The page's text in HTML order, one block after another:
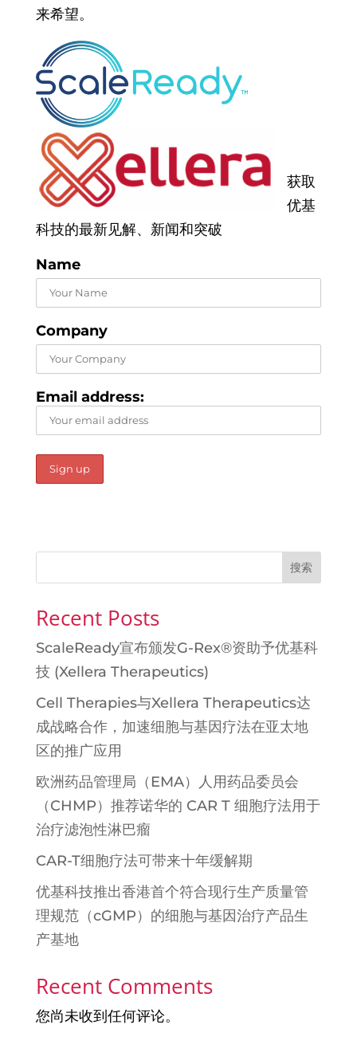
来希望。
获取
优基
科技的最新见解、新闻和突破
Name
Company
Email address:
搜索
Recent Posts
ScaleReady宣布颁发G-Rex®资助予优基科
技 (Xellera Therapeutics)
Cell Therapies与Xellera Therapeutics达
成战略合作，加速细胞与基因疗法在亚太地
区的推广应用
欧洲药品管理局（EMA）人用药品委员会
（CHMP）推荐诺华的 CAR T 细胞疗法用于
治疗滤泡性淋巴瘤
CAR-T细胞疗法可带来十年缓解期
优基科技推出香港首个符合现行生产质量管
理规范（cGMP）的细胞与基因治疗产品生
产基地
Recent Comments
您尚未收到任何评论。